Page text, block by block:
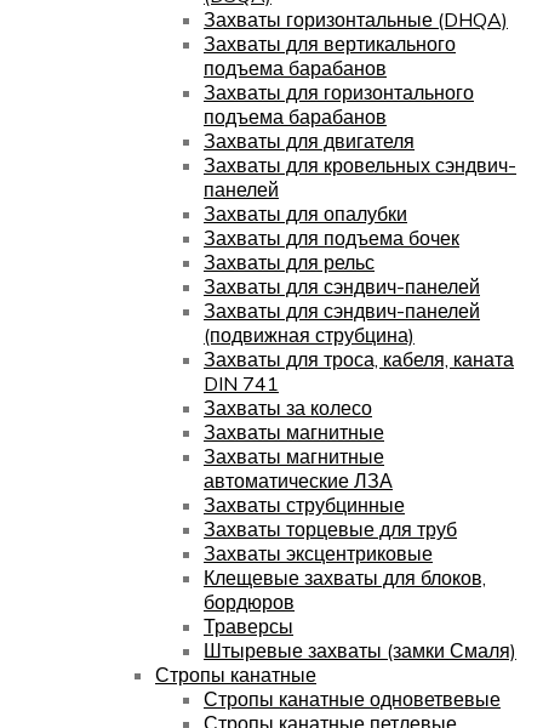
Захваты горизонтальные (DHQA)
Захваты для вертикального
подъема барабанов
Захваты для горизонтального
подъема барабанов
Захваты для двигателя
Захваты для кровельных сэндвич-
панелей
Захваты для опалубки
Захваты для подъема бочек
Захваты для рельс
Захваты для сэндвич-панелей
Захваты для сэндвич-панелей
(подвижная струбцина)
Захваты для троса, кабеля, каната
DIN 741
Захваты за колесо
Захваты магнитные
Захваты магнитные
автоматические ЛЗА
Захваты струбцинные
Захваты торцевые для труб
Захваты эксцентриковые
Клещевые захваты для блоков,
бордюров
Траверсы
Штыревые захваты (замки Смаля)
Стропы канатные
Стропы канатные одноветвевые
Стропы канатные петлевые